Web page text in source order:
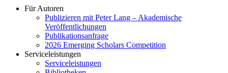
Für Autoren
Publizieren mit Peter Lang – Akademische
Veröffentlichungen
Publikationsanfrage
2026 Emerging Scholars Competition
Serviceleistungen
Serviceleistungen